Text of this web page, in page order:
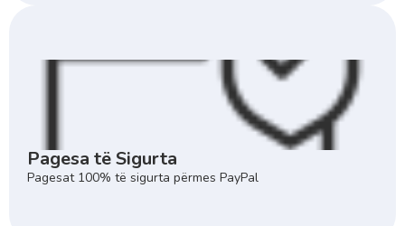
Pagesa të Sigurta
Pagesat 100% të sigurta përmes PayPal